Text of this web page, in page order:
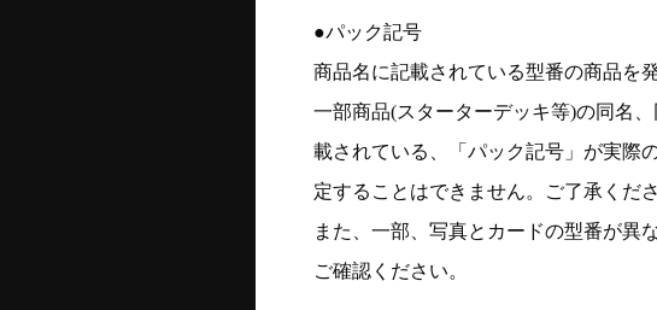
●パック記号
商品名に記載されている型番の商品を
一部商品(スターターデッキ等)の同名
載されている、「パック記号」が実際
定することはできません。ご了承くださ
また、一部、写真とカードの型番が異
ご確認ください。